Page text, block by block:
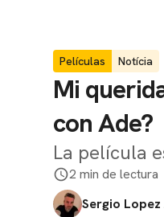
Películas Notícia
Mi
con Ade?
La película
2 min de lectura
Sergio